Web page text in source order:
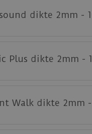
vloer eruit ziet bij je
dikte 2mm -
Plus dikte 2mm -
Walk dikte 2mm